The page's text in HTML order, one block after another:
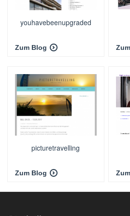
youhavebeenupgraded
Zum Blog
picturetravelling
Zum Blog